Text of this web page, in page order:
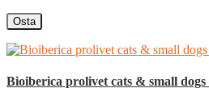
Osta
Bioiberica prolivet cats & small